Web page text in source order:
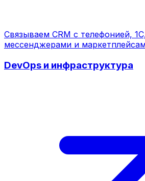
Связываем CRM с телефонией,
мессенджерами и
DevOps и инфраструктура